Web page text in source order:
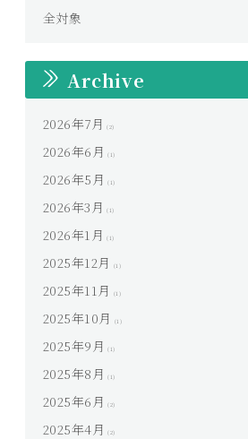
全対象
Archive
2026年7月 (2)
2026年6月 (1)
2026年5月 (1)
2026年3月 (1)
2026年1月 (1)
2025年12月 (1)
2025年11月 (1)
2025年10月 (1)
2025年9月 (1)
2025年8月 (1)
2025年6月 (2)
2025年4月 (2)